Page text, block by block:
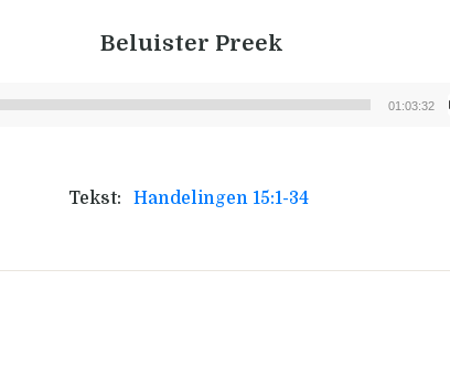
Beluister Preek
01:03:32
Tekst: Handelingen 15:1-34